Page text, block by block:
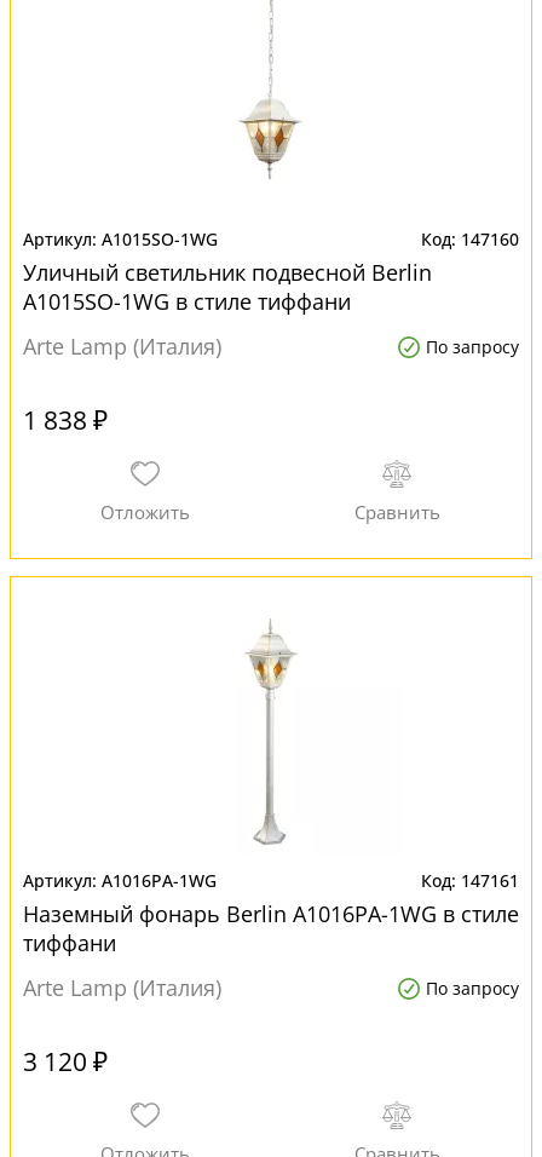
A1015SO-1WG 147160
Уличный светильник подвесной Berlin
A1015SO-1WG в стиле тиффани
Arte Lamp (Италия)
По запросу
1 838 ₽
A1016PA-1WG 147161
Наземный фонарь Berlin A1016PA-1WG в стиле
тиффани
Arte Lamp (Италия)
По запросу
3 120 ₽